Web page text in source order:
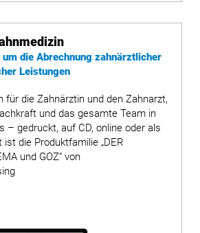
um die Abrechnung zahnärztlicher
Leistungen
für die Zahnärztin und den Zahnarzt,
und das gesamte Team in
– gedruckt, auf CD, online oder als
die Produktfamilie „DER
und GOZ“ von